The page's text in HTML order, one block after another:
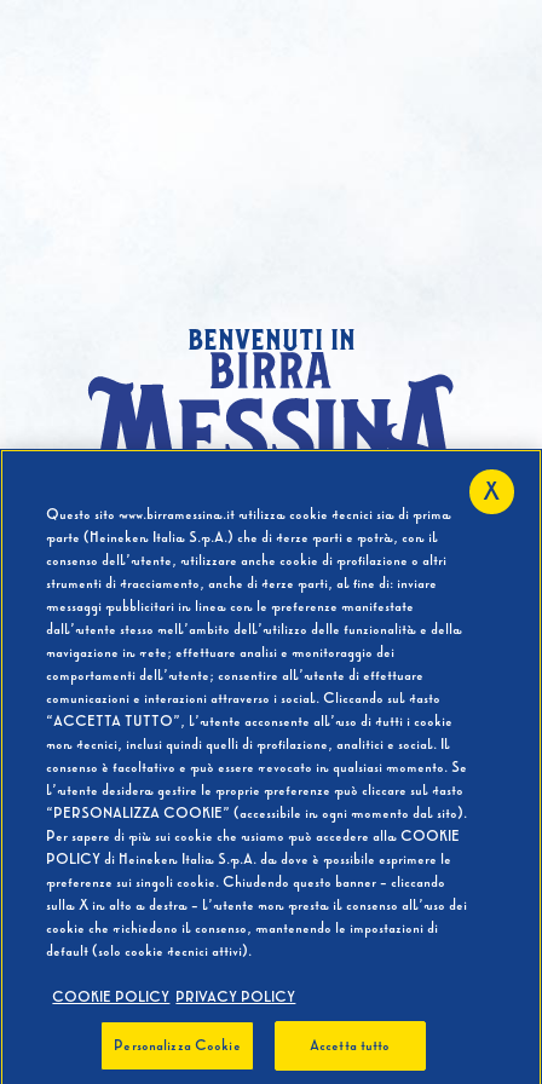
benvenuti in
Hai compiuto 18 Anni?
SI NO
BEVI RESPONSABILMENTE
Questo sito www.birramessina.it utilizza cookie tecnici sia di prima
parte (Heineken Italia S.p.A.) che di terze parti e potrà, con il
consenso dell’utente, utilizzare anche cookie di profilazione o altri
strumenti di tracciamento, anche di terze parti, al fine di: inviare
messaggi pubblicitari in linea con le preferenze manifestate
dall’utente stesso nell’ambito dell’utilizzo delle funzionalità e della
navigazione in rete; effettuare analisi e monitoraggio dei
comportamenti dell’utente; consentire all’utente di effettuare
comunicazioni e interazioni attraverso i social. Cliccando sul tasto
“ACCETTA TUTTO”, l’utente acconsente all’uso di tutti i cookie
non tecnici, inclusi quindi quelli di profilazione, analitici e social. Il
consenso è facoltativo e può essere revocato in qualsiasi momento. Se
l’utente desidera gestire le proprie preferenze può cliccare sul tasto
“PERSONALIZZA COOKIE” (accessibile in ogni momento dal sito).
Per sapere di più sui cookie che usiamo può accedere alla COOKIE
POLICY di Heineken Italia S.p.A. da dove è possibile esprimere le
preferenze sui singoli cookie. Chiudendo questo banner - cliccando
sulla X in alto a destra - l’utente non presta il consenso all’uso dei
cookie che richiedono il consenso, mantenendo le impostazioni di
default (solo cookie tecnici attivi).
COOKIE POLICY PRIVACY POLICY
Personalizza Cookie Accetta tutto
X